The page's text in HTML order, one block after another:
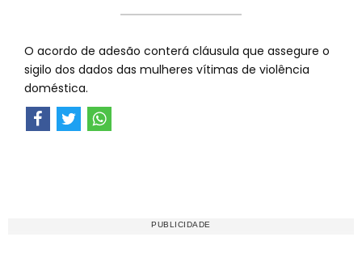
O acordo de adesão conterá cláusula que assegure o
sigilo dos dados das mulheres vítimas de violência
doméstica.